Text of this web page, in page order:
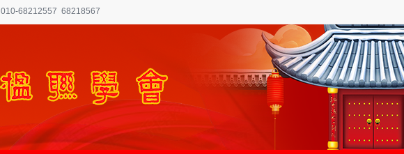
68212557 68218567